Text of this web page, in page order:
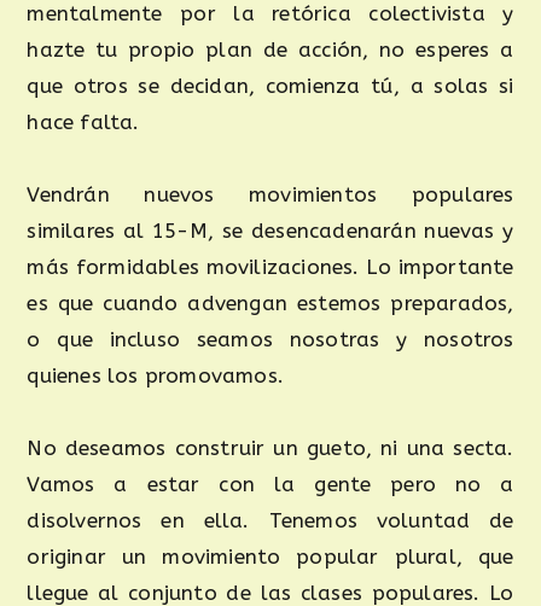
mentalmente por la retórica colectivista y
hazte tu propio plan de acción, no esperes a
que otros se decidan, comienza tú, a solas si
hace falta.
Vendrán nuevos movimientos populares
similares al 15-M, se desencadenarán nuevas y
más formidables movilizaciones. Lo importante
es que cuando advengan estemos preparados,
o que incluso seamos nosotras y nosotros
quienes los promovamos.
No deseamos construir un gueto, ni una secta.
Vamos a estar con la gente pero no a
disolvernos en ella. Tenemos voluntad de
originar un movimiento popular plural, que
llegue al conjunto de las clases populares. Lo